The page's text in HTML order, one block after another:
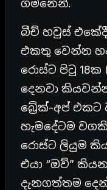
ගමනෙන්.
බීච් හවුස්
එකතු වෙන්න
රොස්ට පිටු 18ක
දෙනවා
බ්‍රේක්-අප් එකට
හැමදේටම
රොස්ට ලියුම
එයා “ඔව්”
දැනගත්තම